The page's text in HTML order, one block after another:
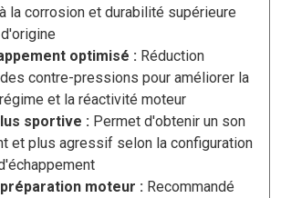
la corrosion et durabilité supérieure
optimisé : Réduction
contre-pressions pour améliorer la
et la réactivité moteur
sportive : Permet d'obtenir un son
et plus agressif selon la configuration
moteur : Recommandé